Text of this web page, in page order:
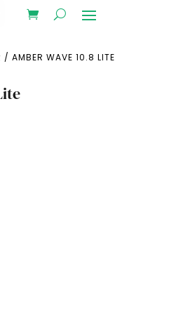
/ AMBER WAVE 10.8 LITE